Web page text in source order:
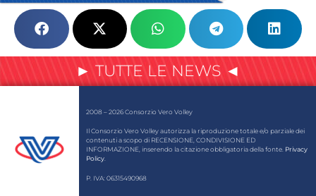
► TUTTE LE NEWS ◄
2008 – 2026 Consorzio Vero Volley
Il Consorzio Vero Volley autorizza la riproduzione totale e/o parziale dei
contenuti a scopo di RECENSIONE, CONDIVISIONE ED
INFORMAZIONE, inserendo la citazione obbligatoria della fonte. Privacy
Policy.
P. IVA: 06315490968